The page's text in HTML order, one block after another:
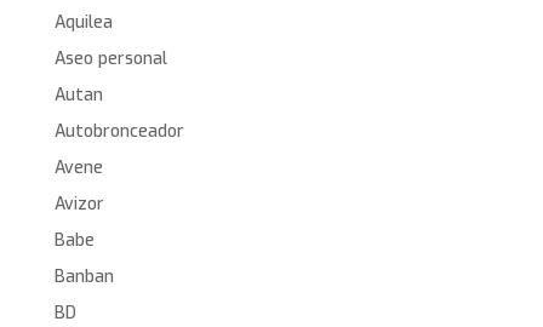
Aquilea
Aseo personal
Autan
Autobronceador
Avene
Avizor
Babe
Banban
BD